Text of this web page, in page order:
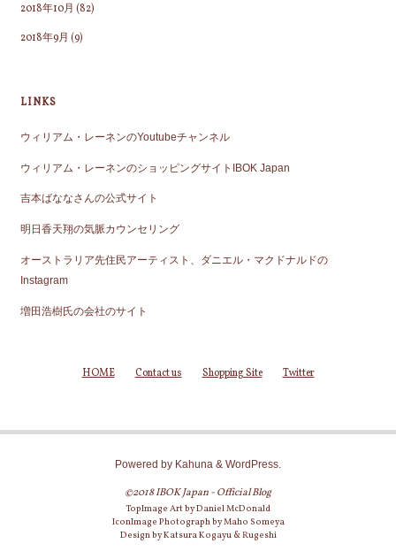
2018年10月 (82)
2018年9月 (9)
LINKS
ウィリアム・レーネンのYoutubeチャンネル
ウィリアム・レーネンのショッピングサイトIBOK Japan
吉本ばななさんの公式サイト
明日香天翔の気脈カウンセリング
オーストラリア先住民アーティスト、ダニエル・マクドナルドの
Instagram
増田浩樹氏の会社のサイト
HOME Contact us Shopping Site Twitter
Powered by Kahuna & WordPress
©2018 IBOK Japan - Official Blog
TopImage Art by Daniel McDonald
IconImage Photograph by Maho Someya
Design by Katsura Kogayu & Rugeshi